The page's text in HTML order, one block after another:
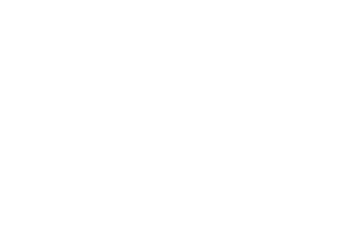
oblíbených hotelů